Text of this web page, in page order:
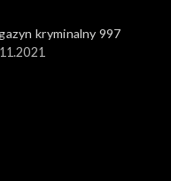
kryminalny 997